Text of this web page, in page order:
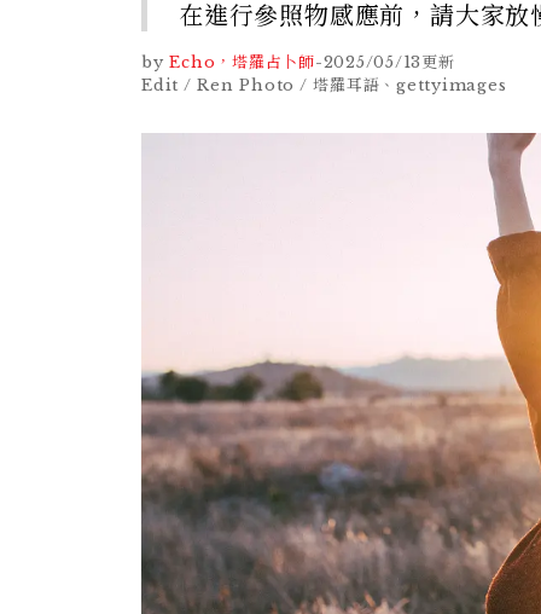
在進行參照物感應前，請大家
by Echo，塔羅占卜師-2025/05/13更新
Edit / Ren Photo / 塔羅耳語、gettyimages